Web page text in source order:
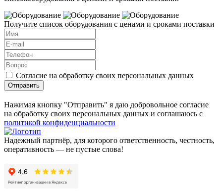
Получите список оборудования с ценами и сроками поставки
Согласие на обработку своих персональных данных
Отправить
Нажимая кнопку "Отправить" я даю добровольное согласие
на обработку своих персональных данных и соглашаюсь с
политикой конфиденциальности
Надежный партнёр, для которого ответственность, честность,
оперативность — не пустые слова!